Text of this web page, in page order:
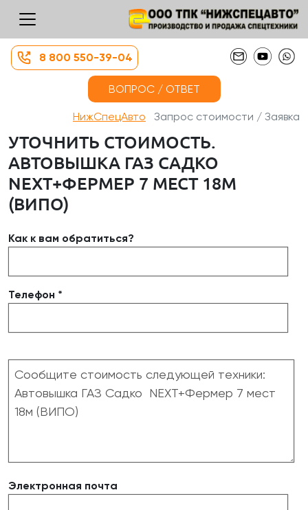
8 800 550-39-04
ВОПРОС / ОТВЕТ
НижСпецАвто Запрос стоимости / Заявка
УТОЧНИТЬ СТОИМОСТЬ.
АВТОВЫШКА ГАЗ САДКО
NEXT+ФЕРМЕР 7 МЕСТ 18М
(ВИПО)
Как к вам обратиться?
Телефон *
Электронная почта